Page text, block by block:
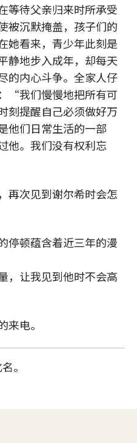
等待父亲归来时所承受
被沉默掩盖，孩子们的
她看来，青少年此刻是
静地步入成年，却每天
的内心斗争。全家人仔
“我们慢慢地把所有可
刻提醒自己必须做好万
他们日常生活的一部
他。我们没有权利忘
再次见到谢尔希时会怎
停顿蕴含着近三年的漫
，让我见到他时不会高
电。
。